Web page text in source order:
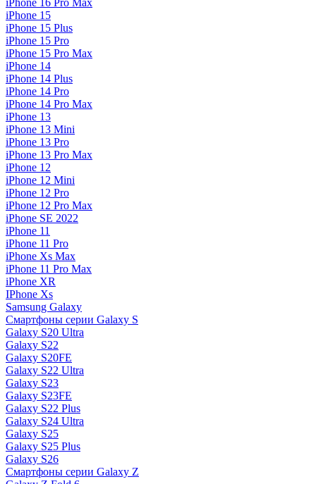
iPhone 16 Pro Max
iPhone 15
iPhone 15 Plus
iPhone 15 Pro
iPhone 15 Pro Max
iPhone 14
iPhone 14 Plus
iPhone 14 Pro
iPhone 14 Pro Max
iPhone 13
iPhone 13 Mini
iPhone 13 Pro
iPhone 13 Pro Max
iPhone 12
iPhone 12 Mini
iPhone 12 Pro
iPhone 12 Pro Max
iPhone SE 2022
iPhone 11
iPhone 11 Pro
iPhone Xs Max
iPhone 11 Pro Max
iPhone XR
IPhone Xs
Samsung Galaxy
Смартфоны серии Galaxy S
Galaxy S20 Ultra
Galaxy S22
Galaxy S20FE
Galaxy S22 Ultra
Galaxy S23
Galaxy S23FE
Galaxy S22 Plus
Galaxy S24 Ultra
Galaxy S25
Galaxy S25 Plus
Galaxy S26
Смартфоны серии Galaxy Z